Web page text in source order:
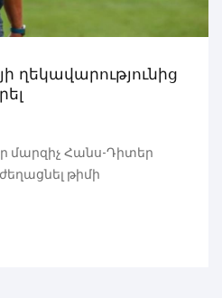
ղեկավարությունից
մարզիչ Հանս-Դիտեր
թիմի